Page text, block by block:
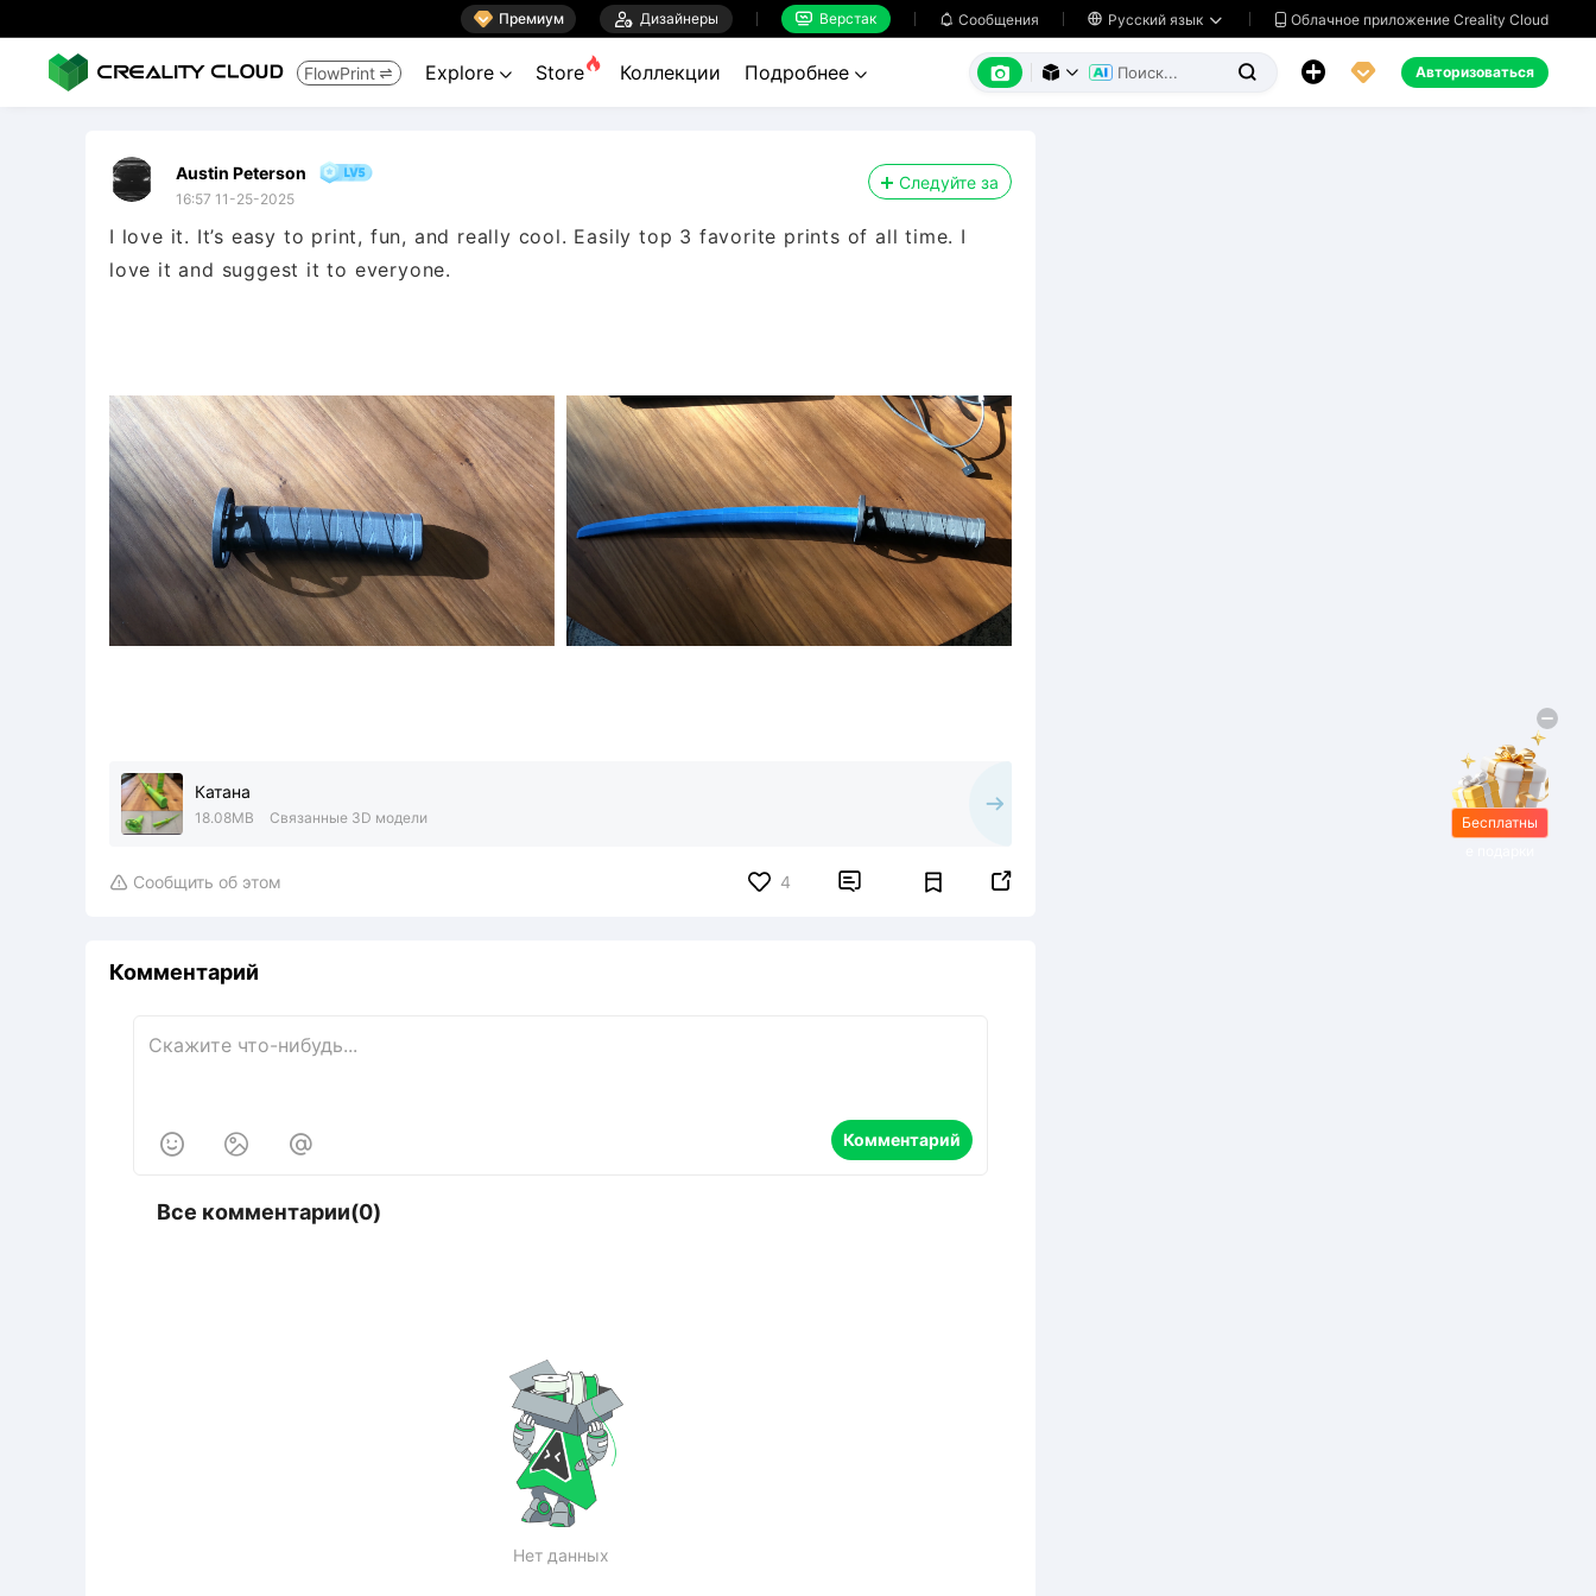
 Премиум  Дизайнеры  Верстак  Сообщения  Русский язык   Облачное приложение Creality Cloud
FlowPrint  Explore  Store Коллекции Подробнее        Авторизоваться
Austin Peterson
16:57 11-25-2025
Следуйте за
I love it. It’s easy to print, fun, and really cool. Easily top 3 favorite prints of all time. I
love it and suggest it to everyone.
Катана
18.08MB Связанные 3D модели
 Сообщить об этом 4  
Комментарий
   Комментарий
Все комментарии(0)
Нет данных
Бесплатны